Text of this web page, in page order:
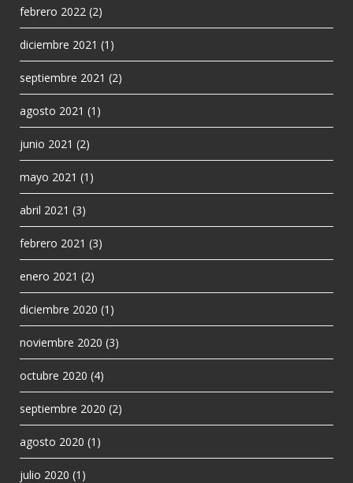
febrero 2022 (2)
diciembre 2021 (1)
septiembre 2021 (2)
agosto 2021 (1)
junio 2021 (2)
mayo 2021 (1)
abril 2021 (3)
febrero 2021 (3)
enero 2021 (2)
diciembre 2020 (1)
noviembre 2020 (3)
octubre 2020 (4)
septiembre 2020 (2)
agosto 2020 (1)
julio 2020 (1)